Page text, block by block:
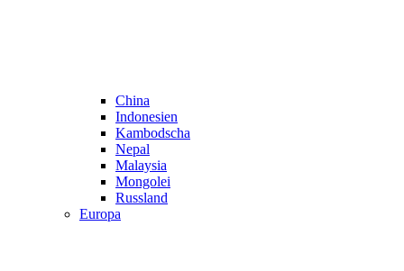
China
Indonesien
Kambodscha
Nepal
Malaysia
Mongolei
Russland
Europa